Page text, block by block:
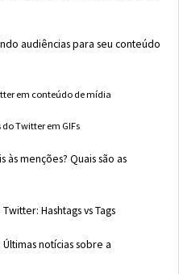
audiências para seu conteúdo
em conteúdo de mídia
Twitter em GIFs
às menções? Quais são as
Hashtags vs Tags
notícias sobre a